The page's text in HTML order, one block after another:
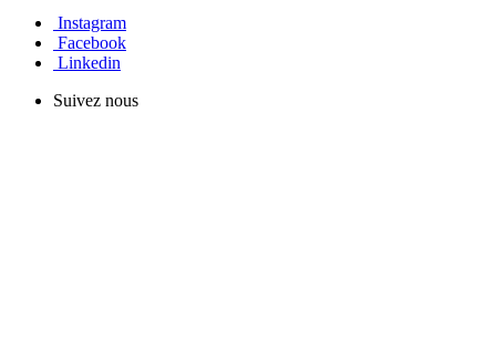
Instagram
Facebook
Linkedin
Suivez nous